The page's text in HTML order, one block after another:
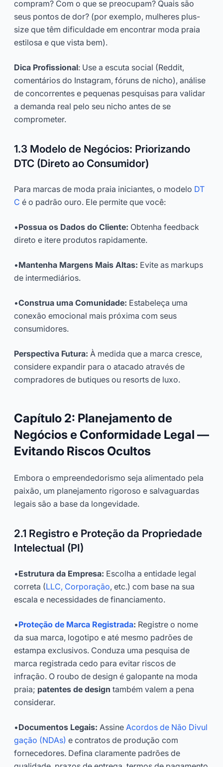
compram? Com o que se preocupam? Quais são
seus pontos de dor? (por exemplo, mulheres plus-
size que têm dificuldade em encontrar moda praia
estilosa e que vista bem).
Dica Profissional: Use a escuta social (Reddit,
comentários do Instagram, fóruns de nicho), análise
de concorrentes e pequenas pesquisas para validar
a demanda real pelo seu nicho antes de se
comprometer.
1.3 Modelo de Negócios: Priorizando
DTC (Direto ao Consumidor)
Para marcas de moda praia iniciantes, o modelo DT
C é o padrão ouro. Ele permite que você:
•Possua os Dados do Cliente: Obtenha feedback
direto e itere produtos rapidamente.
•Mantenha Margens Mais Altas: Evite as markups
de intermediários.
•Construa uma Comunidade: Estabeleça uma
conexão emocional mais próxima com seus
consumidores.
Perspectiva Futura: À medida que a marca cresce,
considere expandir para o atacado através de
compradores de butiques ou resorts de luxo.
Capítulo 2: Planejamento de
Negócios e Conformidade Legal —
Evitando Riscos Ocultos
Embora o empreendedorismo seja alimentado pela
paixão, um planejamento rigoroso e salvaguardas
legais são a base da longevidade.
2.1 Registro e Proteção da Propriedade
Intelectual (PI)
•Estrutura da Empresa: Escolha a entidade legal
correta (LLC, Corporação, etc.) com base na sua
escala e necessidades de financiamento.
•Proteção de Marca Registrada: Registre o nome
da sua marca, logotipo e até mesmo padrões de
estampa exclusivos. Conduza uma pesquisa de
marca registrada cedo para evitar riscos de
infração. O roubo de design é galopante na moda
praia; patentes de design também valem a pena
considerar.
•Documentos Legais: Assine Acordos de Não Divul
gação (NDAs) e contratos de produção com
fornecedores. Defina claramente padrões de